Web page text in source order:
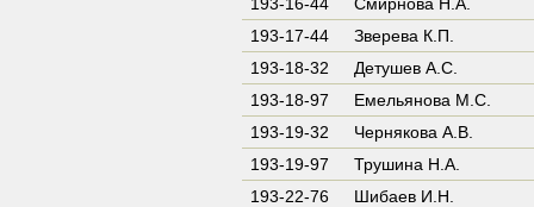
193-17-44
Зверева К.П.
193-18-32
Детушев А.С.
193-18-97
Емельянова М.С.
193-19-32
Чернякова А.В.
193-19-97
Трушина Н.А.
193-22-76
Шибаев И.Н.